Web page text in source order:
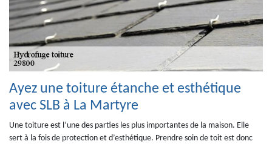
Ayez une toiture étanche et esthétique
avec SLB à La Martyre
Une toiture est l’une des parties les plus importantes de la maison. Elle
sert à la fois de protection et d’esthétique. Prendre soin de toit est donc